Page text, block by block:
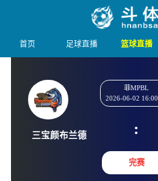
首页 足球直播 篮球直播
三宝颜布兰德
2026-